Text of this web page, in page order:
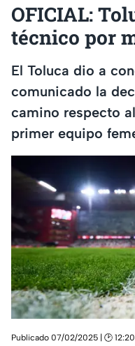
OFICIAL:
técnico por
El Toluca dio a
comunicado la
camino respecto
primer equipo
Publicado 07/02/2025 | 🕑 12:20